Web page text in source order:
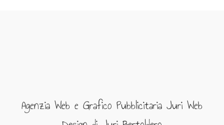
Agenzia Web e Grafico Pubblicitaria Juri Web